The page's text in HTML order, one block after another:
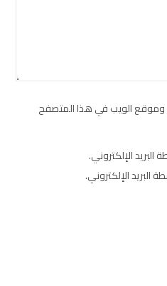
وموقع الويب في هذا المتصفح
البريد الإلكتروني.
البريد الإلكتروني.